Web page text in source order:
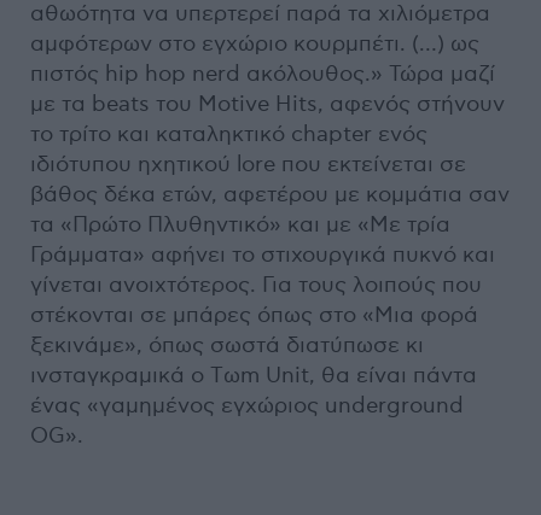
αθωότητα να υπερτερεί παρά τα χιλιόμετρα
αμφότερων στο εγχώριο κουρμπέτι. (…) ως
πιστός hip hop nerd ακόλουθος.» Τώρα μαζί
με τα beats του Motive Hits, αφενός στήνουν
το τρίτο και καταληκτικό chapter ενός
ιδιότυπου ηχητικού lore που εκτείνεται σε
βάθος δέκα ετών, αφετέρου με κομμάτια σαν
τα «Πρώτο Πλυθηντικό» και με «Με τρία
Γράμματα» αφήνει το στιχουργικά πυκνό και
γίνεται ανοιχτότερος. Για τους λοιπούς που
στέκονται σε μπάρες όπως στο «Μια φορά
ξεκινάμε», όπως σωστά διατύπωσε κι
ινσταγκραμικά ο Tωm Unit, θα είναι πάντα
ένας «γαμημένος εγχώριος underground
OG».